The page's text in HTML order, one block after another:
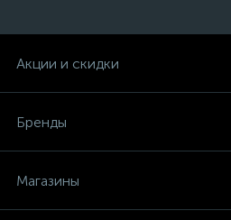
Акции и скидки
Бренды
Магазины